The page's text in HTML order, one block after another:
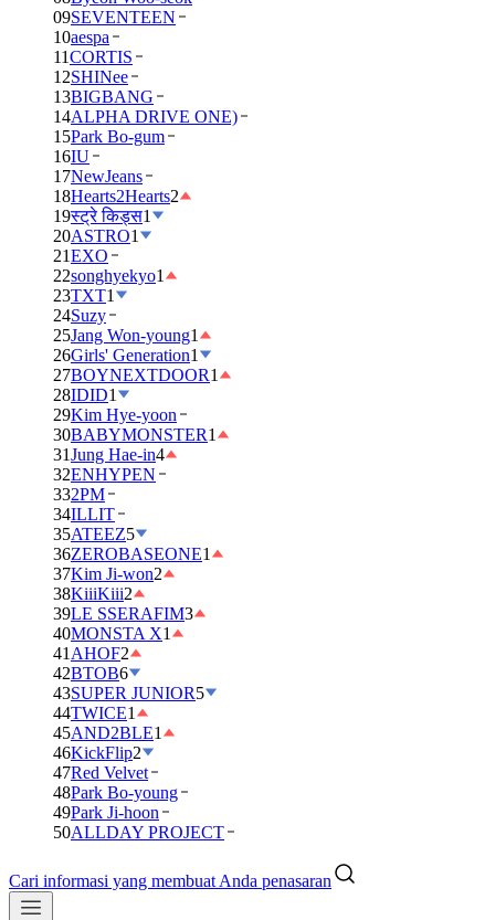
09SEVENTEEN
10aespa
11CORTIS
12SHINee
13BIGBANG
14ALPHA DRIVE ONE)
15Park Bo-gum
16IU
17NewJeans
18Hearts2Hearts2
19स्ट्रे किड्स1
20ASTRO1
21EXO
22songhyekyo1
23TXT1
24Suzy
25Jang Won-young1
26Girls' Generation1
27BOYNEXTDOOR1
28IDID1
29Kim Hye-yoon
30BABYMONSTER1
31Jung Hae-in4
32ENHYPEN
332PM
34ILLIT
35ATEEZ5
36ZEROBASEONE1
37Kim Ji-won2
38KiiiKiii2
39LE SSERAFIM3
40MONSTA X1
41 AHOF2
42BTOB6
43SUPER JUNIOR5
44TWICE1
45AND2BLE1
46KickFlip2
47Red Velvet
48Park Bo-young
49Park Ji-hoon
50ALLDAY PROJECT
Cari informasi yang membuat Anda penasaran